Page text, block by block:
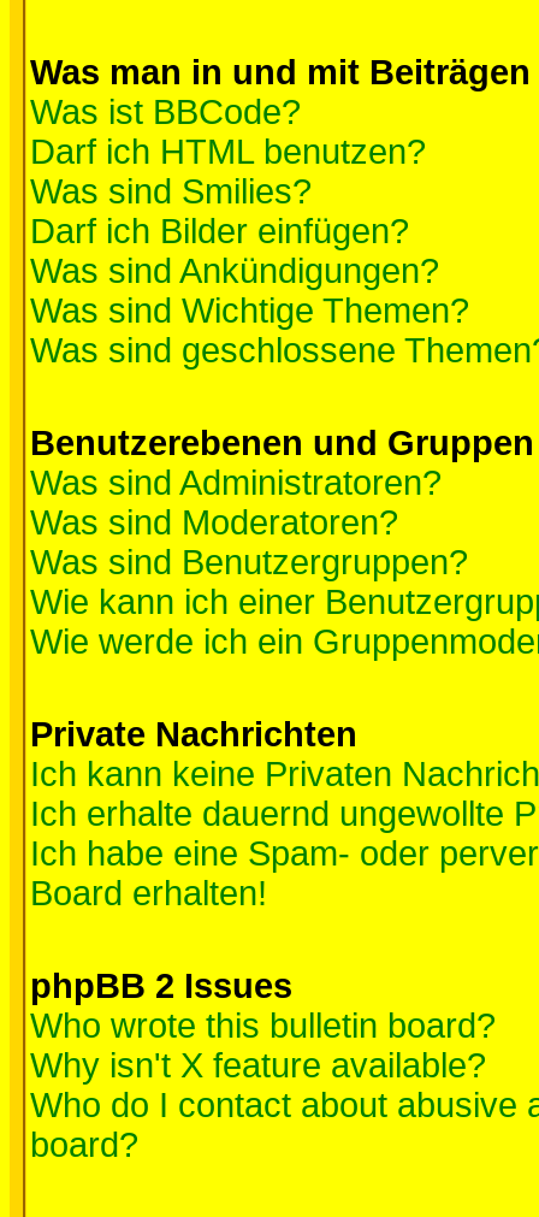
Was man in und mit
Was ist BBCode?
Darf ich HTML benutzen?
Was sind Smilies?
Darf ich Bilder einfügen?
Was sind Ankündigungen?
Was sind Wichtige Themen?
Was sind geschlossene
Benutzerebenen und Gruppen
Was sind Administratoren?
Was sind Moderatoren?
Was sind Benutzergruppen?
Wie kann ich einer
Wie werde ich ein
Private Nachrichten
Ich kann keine Privaten
Ich erhalte dauernd ungewollte
Ich habe eine Spam- oder
Board erhalten!
phpBB 2 Issues
Who wrote this bulletin board?
Why isn't X feature available?
Who do I contact about abusive
board?